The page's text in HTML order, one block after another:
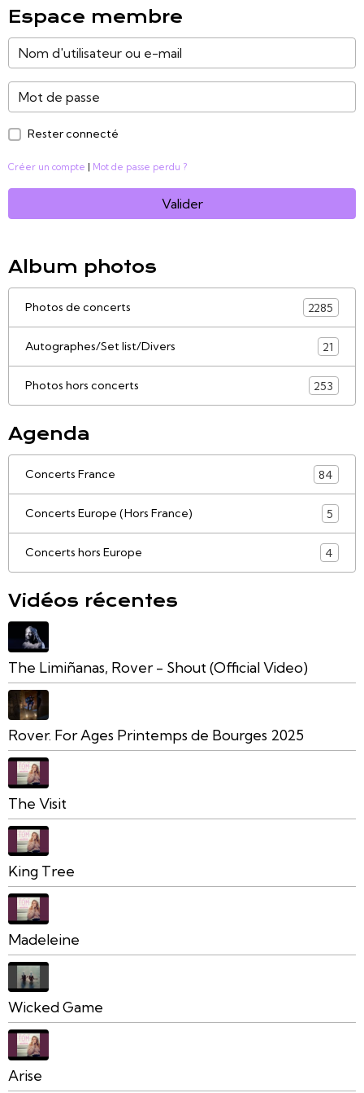
Espace membre
Rester connecté
Créer un compte Mot de passe perdu ?
Valider
Album photos
Photos de concerts 2285
Autographes/Set list/Divers 21
Photos hors concerts 253
Agenda
Concerts France 84
Concerts Europe (Hors France) 5
Concerts hors Europe 4
Vidéos récentes
The Limiñanas, Rover - Shout (Official Video)
Rover. For Ages Printemps de Bourges 2025
The Visit
King Tree
Madeleine
Wicked Game
Arise